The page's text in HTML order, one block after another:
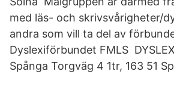
med läs- och skrivsvårigheter/
andra som vill ta del av
Dyslexiförbundet FMLS
Spånga Torgväg 4 1tr, 163 51